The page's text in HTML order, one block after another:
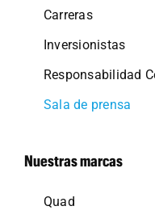
Carreras
Inversionistas
Responsabilidad
Sala de prensa
Nuestras marcas
Quad